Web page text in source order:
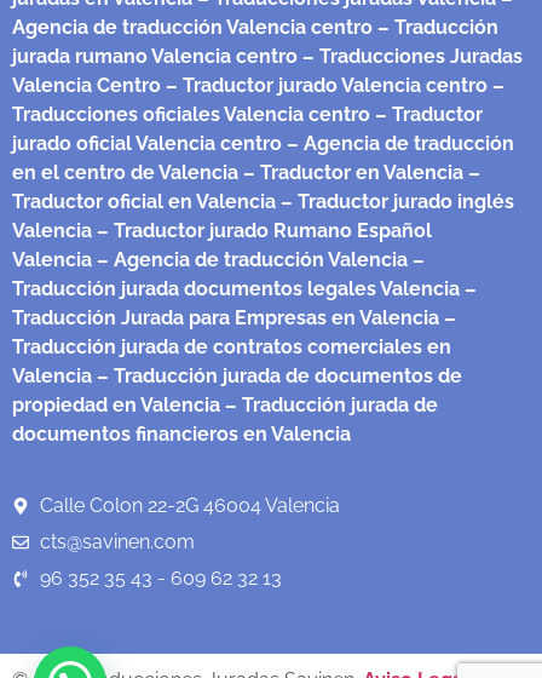
Agencia de traducción Valencia centro – Traducción
jurada rumano Valencia centro – Traducciones Juradas
Valencia Centro – Traductor jurado Valencia centro –
Traducciones oficiales Valencia centro – Traductor
jurado oficial Valencia centro – Agencia de traducción
en el centro de Valencia – Traductor en Valencia –
Traductor oficial en Valencia – Traductor jurado inglés
Valencia – Traductor jurado Rumano Español
Valencia – Agencia de traducción Valencia –
Traducción jurada documentos legales Valencia –
Traducción Jurada para Empresas en Valencia –
Traducción jurada de contratos comerciales en
Valencia – Traducción jurada de documentos de
propiedad en Valencia – Traducción jurada de
documentos financieros en Valencia
Calle Colon 22-2G 46004 Valencia
cts@savinen.com
96 352 35 43 - 609 62 32 13